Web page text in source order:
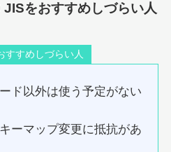
をおすすめしづらい人
すすめしづらい人
ド以外は使う予定がない
ーマップ変更に抵抗があ